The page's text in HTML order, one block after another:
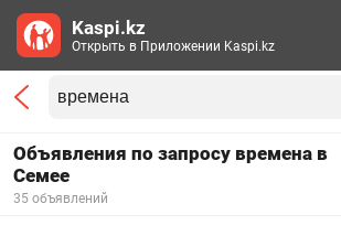
Объявления по запросу времена в
Семее
35 объявлений
Kaspi.kz
Открыть в Приложении Kaspi.kz